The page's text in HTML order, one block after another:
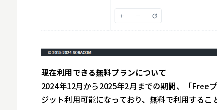
現在利用できる無料プランについて
2024年12月から2025年2月までの期間、「Free
ジット利用可能になっており、無料で利用する